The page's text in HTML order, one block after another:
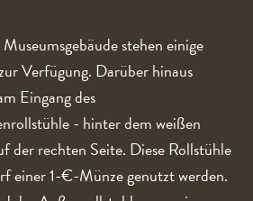
stehen einige
Verfügung. Darüber hinaus
Eingang des
- hinter dem weißen
der rechten Seite. Diese Rollstühle
einer 1-€-Münze genutzt werden.